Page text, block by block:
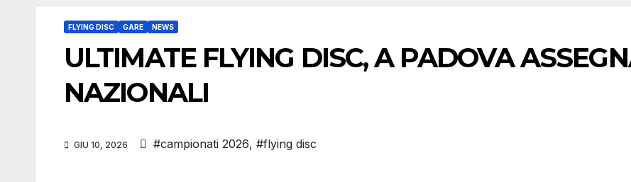
FLYING DISC GARE NEWS
ULTIMATE FLYING DISC, A PADOVA
NAZIONALI
GIU 10, 2026 #campionati 2026, #flying disc